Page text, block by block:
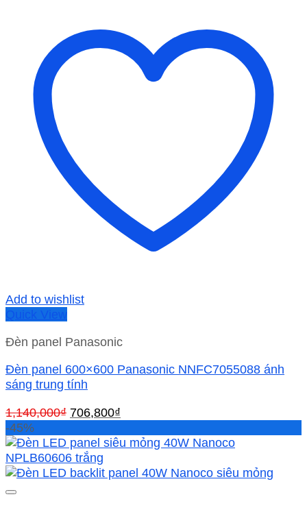
Add to wishlist
Quick View
Đèn panel Panasonic
Đèn panel 600×600 Panasonic NNFC7055088 ánh
sáng trung tính
1,140,000₫ Giá
là:
1,140,000₫.
706,800₫
tại
706,800₫.
-45%